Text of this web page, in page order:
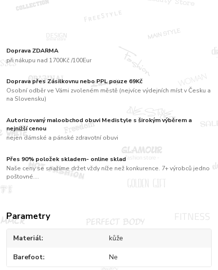
Doprava ZDARMA
při nákupu nad 1700Kč /100Eur
Doprava přes Zásilkovnu nebo PPL pouze 69Kč
Osobní odběr ve Vámi zvoleném městě (nejvíce výdejních míst v Česku a
na Slovensku)
Autorizovaný maloobchod obuvi Medistyle s širokým výběrem a
nejnižší cenou
nejen dámské a pánské zdravotní obuvi
Přes 90% položek skladem- online sklad
Naše ceny se snažíme držet vždy níže než konkurence. 7+ výrobců jedno
poštovné....
Parametry
Materiál kůže
Barefoot Ne